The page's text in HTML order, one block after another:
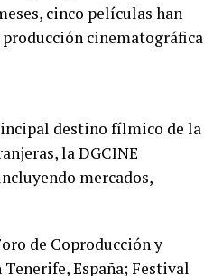
cinco películas han
producción cinematográfica
destino fílmico de la
la DGCINE
mercados,
de Coproducción y
España; Festival